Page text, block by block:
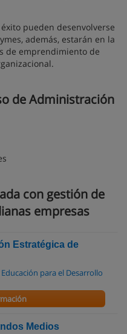
pueden desenvolverse
además, estarán en la
de emprendimiento de
de Administración
con gestión de
empresas
Estratégica de
para el Desarrollo
Medios